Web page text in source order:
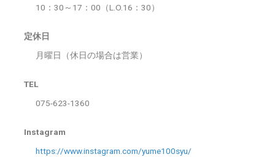
10：30～17：00（L.O.16：30）
定休日
月曜日（休日の場合は営業）
TEL
075-623-1360
Instagram
https://www.instagram.com/yume100syu/